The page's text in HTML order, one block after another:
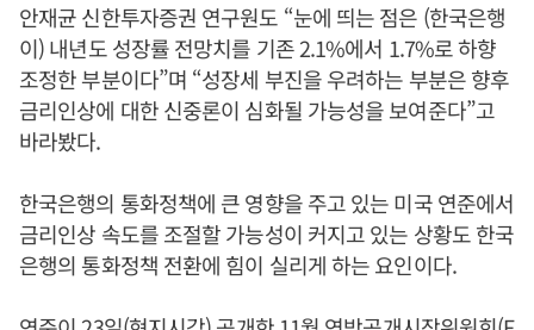
안재균 신한투자증권 연구원도 “눈에 띄는 점은 (한국은행
이) 내년도 성장률 전망치를 기존 2.1%에서 1.7%로 하향
조정한 부분이다”며 “성장세 부진을 우려하는 부분은 향후
금리인상에 대한 신중론이 심화될 가능성을 보여준다”고
바라봤다.
한국은행의 통화정책에 큰 영향을 주고 있는 미국 연준에서
금리인상 속도를 조절할 가능성이 커지고 있는 상황도 한국
은행의 통화정책 전환에 힘이 실리게 하는 요인이다.